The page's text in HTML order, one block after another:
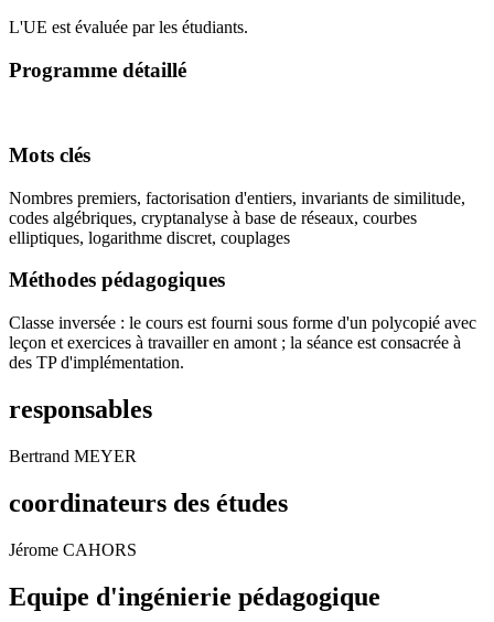
L'UE est évaluée par les étudiants.
Programme détaillé
Mots clés
Nombres premiers, factorisation d'entiers, invariants de similitude,
codes algébriques, cryptanalyse à base de réseaux, courbes
elliptiques, logarithme discret, couplages
Méthodes pédagogiques
Classe inversée : le cours est fourni sous forme d'un polycopié avec
leçon et exercices à travailler en amont ; la séance est consacrée à
des TP d'implémentation.
responsables
Bertrand MEYER
coordinateurs des études
Jérome CAHORS
Equipe d'ingénierie pédagogique